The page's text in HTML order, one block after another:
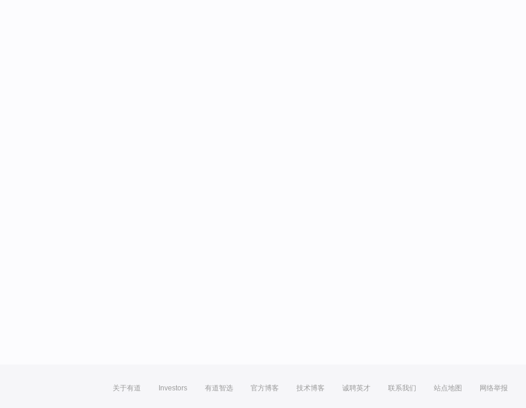
关于有道 Investors 有道智选 官方博客 技术博客 诚聘英才 联系我们 站点地图 网络举报